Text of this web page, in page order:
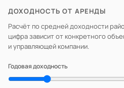
ДОХОДНОСТЬ ОТ АРЕНДЫ
Расчёт по средней доходности
цифра зависит от конкретного
и управляющей компании.
Годовая доходность